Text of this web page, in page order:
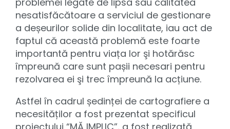
nesatisfăcătoare a serviciul de gestionare
a deșeurilor solide din localitate, iau act de
faptul că această problemă este foarte
importantă pentru viața lor şi hotărăsc
împreună care sunt pașii necesari pentru
rezolvarea ei şi trec împreună la acțiune.
Astfel în cadrul ședinței de cartografiere a
necesităților a fost prezentat specificul